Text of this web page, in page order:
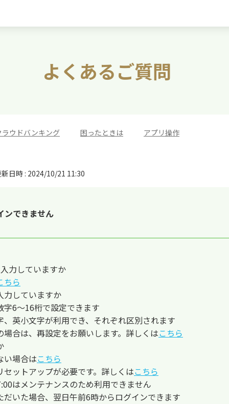
よくあるご質問
ウドバンキング 困ったときは アプリ操作
日時 : 2024/10/21 11:30
ンできません
力していますか
ちら
していますか
6～16桁で設定できます
英小文字が利用でき、それぞれ区別されます
合は、再設定をお願いします。詳しくはこちら
い場合はこちら
ットアップが必要です。詳しくはこちら
はメンテナンスのため利用できません
いた場合、翌日午前6時からログインできます